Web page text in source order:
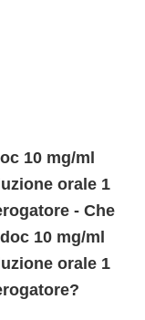
10 mg/ml
orale 1
- Che
10 mg/ml
orale 1